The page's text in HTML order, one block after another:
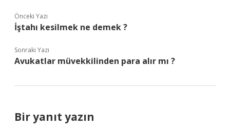
Önceki Yazı
İştahı kesilmek ne demek ?
Sonraki Yazı
Avukatlar müvekkilinden para alır mı ?
Bir yanıt yazın